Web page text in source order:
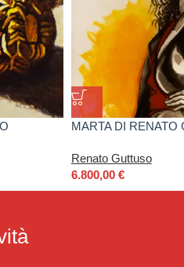
MARTA DI RENATO
Renato Guttuso
6.800,00 €